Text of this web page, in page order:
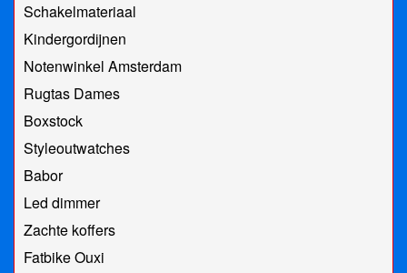
Schakelmateriaal
Kindergordijnen
Notenwinkel Amsterdam
Rugtas Dames
Boxstock
Styleoutwatches
Babor
Led dimmer
Zachte koffers
Fatbike Ouxi